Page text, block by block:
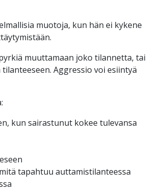
muotoja, kun hän ei kykene
muuttamaan joko tilannetta, tai
Aggressio voi esiintyä
kun sairastunut kokee tulevansa
tapahtuu auttamistilanteessa